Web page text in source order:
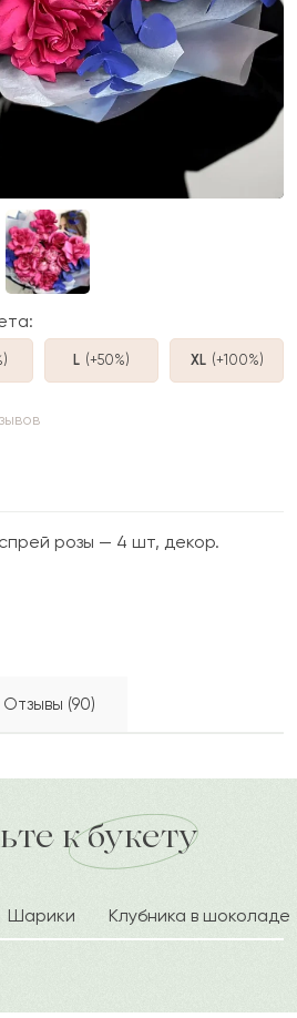
) L (+50%) XL (+100%)
розы — 4 шт, декор.
Отзывы (90)
в течение часа
2023-07-05
2023-06-24
2023-06-21
к букету
Шарики Клубника в шоколаде